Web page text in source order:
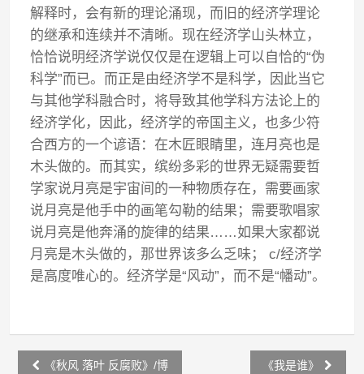
解释时，会有新的理论涌现，而旧的经济学理论
的继承和连续并不清晰。现在经济学山头林立，
恰恰说明经济学说仅仅是在逻辑上可以自恰的“伪
科学”而已。而正是由经济学不是科学，因此当它
与其他学科融合时，将导致其他学科方法论上的
经济学化，因此，经济学的帝国主义，也多少符
合西方的一个谚语：在木匠眼睛里，连月亮也是
木头做的。而其实，缤纷多彩的世界无疑需要哲
学家说月亮是宇宙间的一种物质存在，需要画家
说月亮是他手中的画笔勾勒的结果；需要歌唱家
说月亮是他奔涌的旋律的结果……如果大家都说
月亮是木头做的，那世界该多么乏味； c/经济学
是高度唯心的。经济学是“风动”，而不是“幡动”。
Post《秋风 落叶 反腐败》/博
《我是谁》